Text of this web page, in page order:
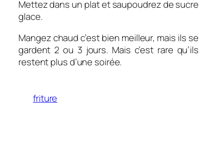
Mettez dans un plat et saupoudrez de sucre
glace.
Mangez chaud c’est bien meilleur, mais ils se
gardent 2 ou 3 jours. Mais c’est rare qu’ils
restent plus d’une soirée.
friture